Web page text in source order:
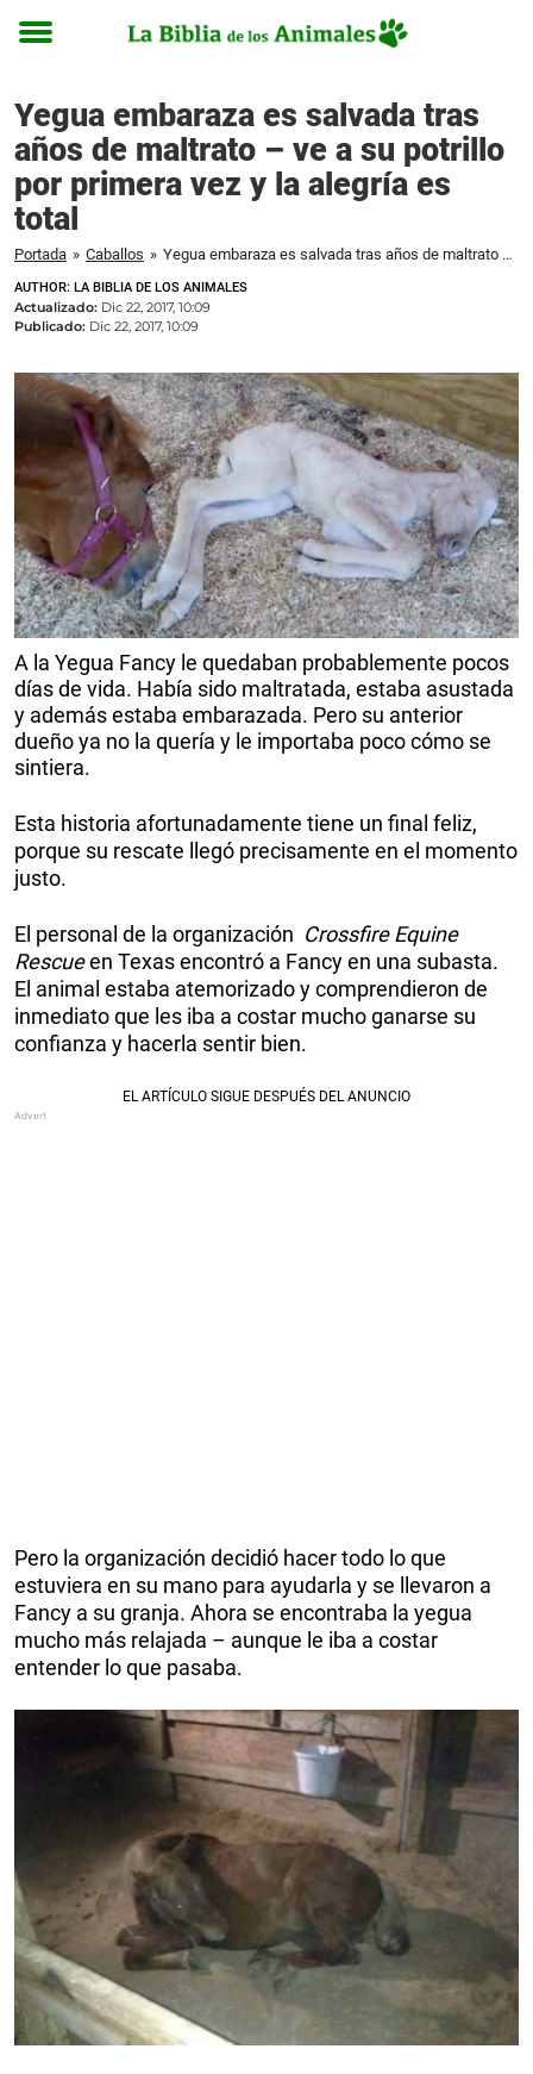
Toggle
Yegua embaraza es salvada tras
años de maltrato – ve a su potrillo
por primera vez y la alegría es
total
Portada » Caballos » Yegua embaraza es salvada tras años de maltrato – ve a su potrillo por primera vez y la alegría es total
AUTHOR: LA BIBLIA DE LOS ANIMALES
Actualizado: Dic 22, 2017, 10:09
Publicado: Dic 22, 2017, 10:09
A la Yegua Fancy le quedaban probablemente pocos
días de vida. Había sido maltratada, estaba asustada
y además estaba embarazada. Pero su anterior
dueño ya no la quería y le importaba poco cómo se
sintiera.
Esta historia afortunadamente tiene un final feliz,
porque su rescate llegó precisamente en el momento
justo.
El personal de la organización Crossfire Equine
Rescueen Texas encontró a Fancy en una subasta.
El animal estaba atemorizado y comprendieron de
inmediato que les iba a costar mucho ganarse su
confianza y hacerla sentir bien.
Pero la organización decidió hacer todo lo que
estuviera en su mano para ayudarla y se llevaron a
Fancy a su granja. Ahora se encontraba la yegua
mucho más relajada – aunque le iba a costar
entender lo que pasaba.